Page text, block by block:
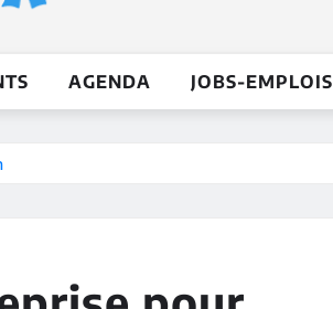
AGENDA JOBS-EMPLOIS